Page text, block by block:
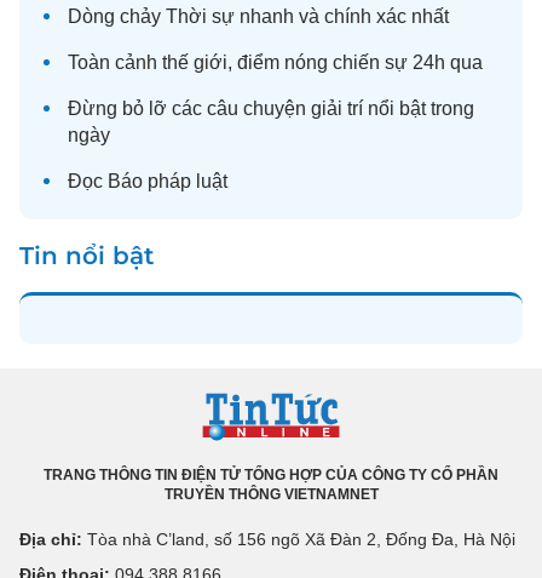
Dòng chảy Thời sự nhanh và chính xác nhất
Toàn cảnh thế giới, điểm nóng chiến sự 24h qua
Đừng bỏ lỡ các câu chuyện giải trí nổi bật trong
ngày
Đọc Báo pháp luật
Tin nổi bật
TRANG THÔNG TIN ĐIỆN TỬ TỔNG HỢP CỦA CÔNG TY CỔ PHẦN
TRUYỀN THÔNG VIETNAMNET
Địa chỉ: Tòa nhà C’land, số 156 ngõ Xã Đàn 2, Đống Đa, Hà Nội